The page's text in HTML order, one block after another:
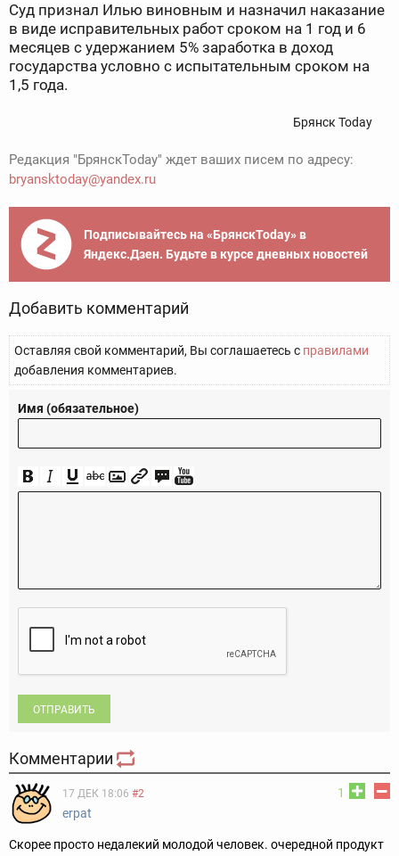
Суд признал Илью виновным и назначил наказание
в виде исправительных работ сроком на 1 год и 6
месяцев с удержанием 5% заработка в доход
государства условно с испытательным сроком на
1,5 года.
Брянск Today
Редакция "БрянскToday" ждет ваших писем по адресу:
bryansktoday@yandex.ru
Подписывайтесь на «БрянскToday» в
Яндекс.Дзен. Будьте в курсе дневных новостей
Добавить комментарий
Оставляя свой комментарий, Вы соглашаетесь с правилами
добавления комментариев.
Имя (обязательное)
ОТПРАВИТЬ
Комментарии
1
17 ДЕК 18:06 #2
erpat
Скорее просто недалекий молодой человек. очередной продукт